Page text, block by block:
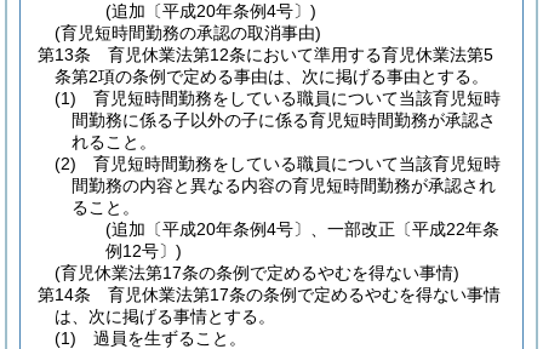
(追加〔平成20年条例4号〕)
(育児短時間勤務の承認の取消事由)
第13条
育児休業法第12条において準用する育児休業法第5
条第2項の条例で定める事由は、次に掲げる事由とする。
(1)
育児短時間勤務をしている職員について当該育児短時
間勤務に係る子以外の子に係る育児短時間勤務が承認さ
れること。
(2)
育児短時間勤務をしている職員について当該育児短時
間勤務の内容と異なる内容の育児短時間勤務が承認され
ること。
(追加〔平成20年条例4号〕、一部改正〔平成22年条
例12号〕)
(育児休業法第17条の条例で定めるやむを得ない事情)
第14条
育児休業法第17条の条例で定めるやむを得ない事情
は、次に掲げる事情とする。
(1)
過員を生ずること。